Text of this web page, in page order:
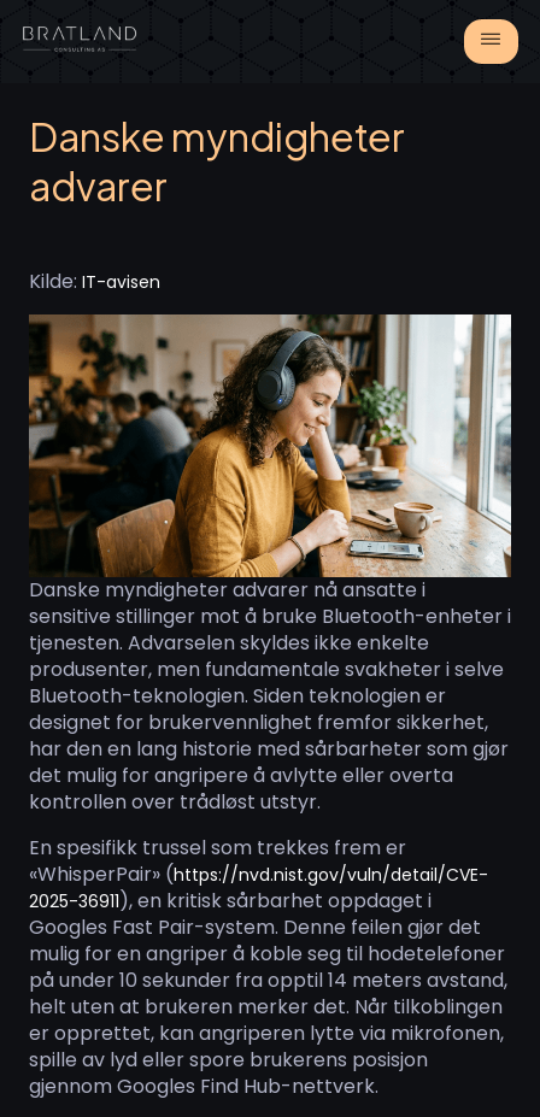
Danske myndigheter
advarer
Kilde: IT-avisen
Danske myndigheter advarer nå ansatte i
sensitive stillinger mot å bruke Bluetooth-enheter i
tjenesten. Advarselen skyldes ikke enkelte
produsenter, men fundamentale svakheter i selve
Bluetooth-teknologien. Siden teknologien er
designet for brukervennlighet fremfor sikkerhet,
har den en lang historie med sårbarheter som gjør
det mulig for angripere å avlytte eller overta
kontrollen over trådløst utstyr.
En spesifikk trussel som trekkes frem er
«WhisperPair» (https://nvd.nist.gov/vuln/detail/CVE-
2025-36911), en kritisk sårbarhet oppdaget i
Googles Fast Pair-system. Denne feilen gjør det
mulig for en angriper å koble seg til hodetelefoner
på under 10 sekunder fra opptil 14 meters avstand,
helt uten at brukeren merker det. Når tilkoblingen
er opprettet, kan angriperen lytte via mikrofonen,
spille av lyd eller spore brukerens posisjon
gjennom Googles Find Hub-nettverk.